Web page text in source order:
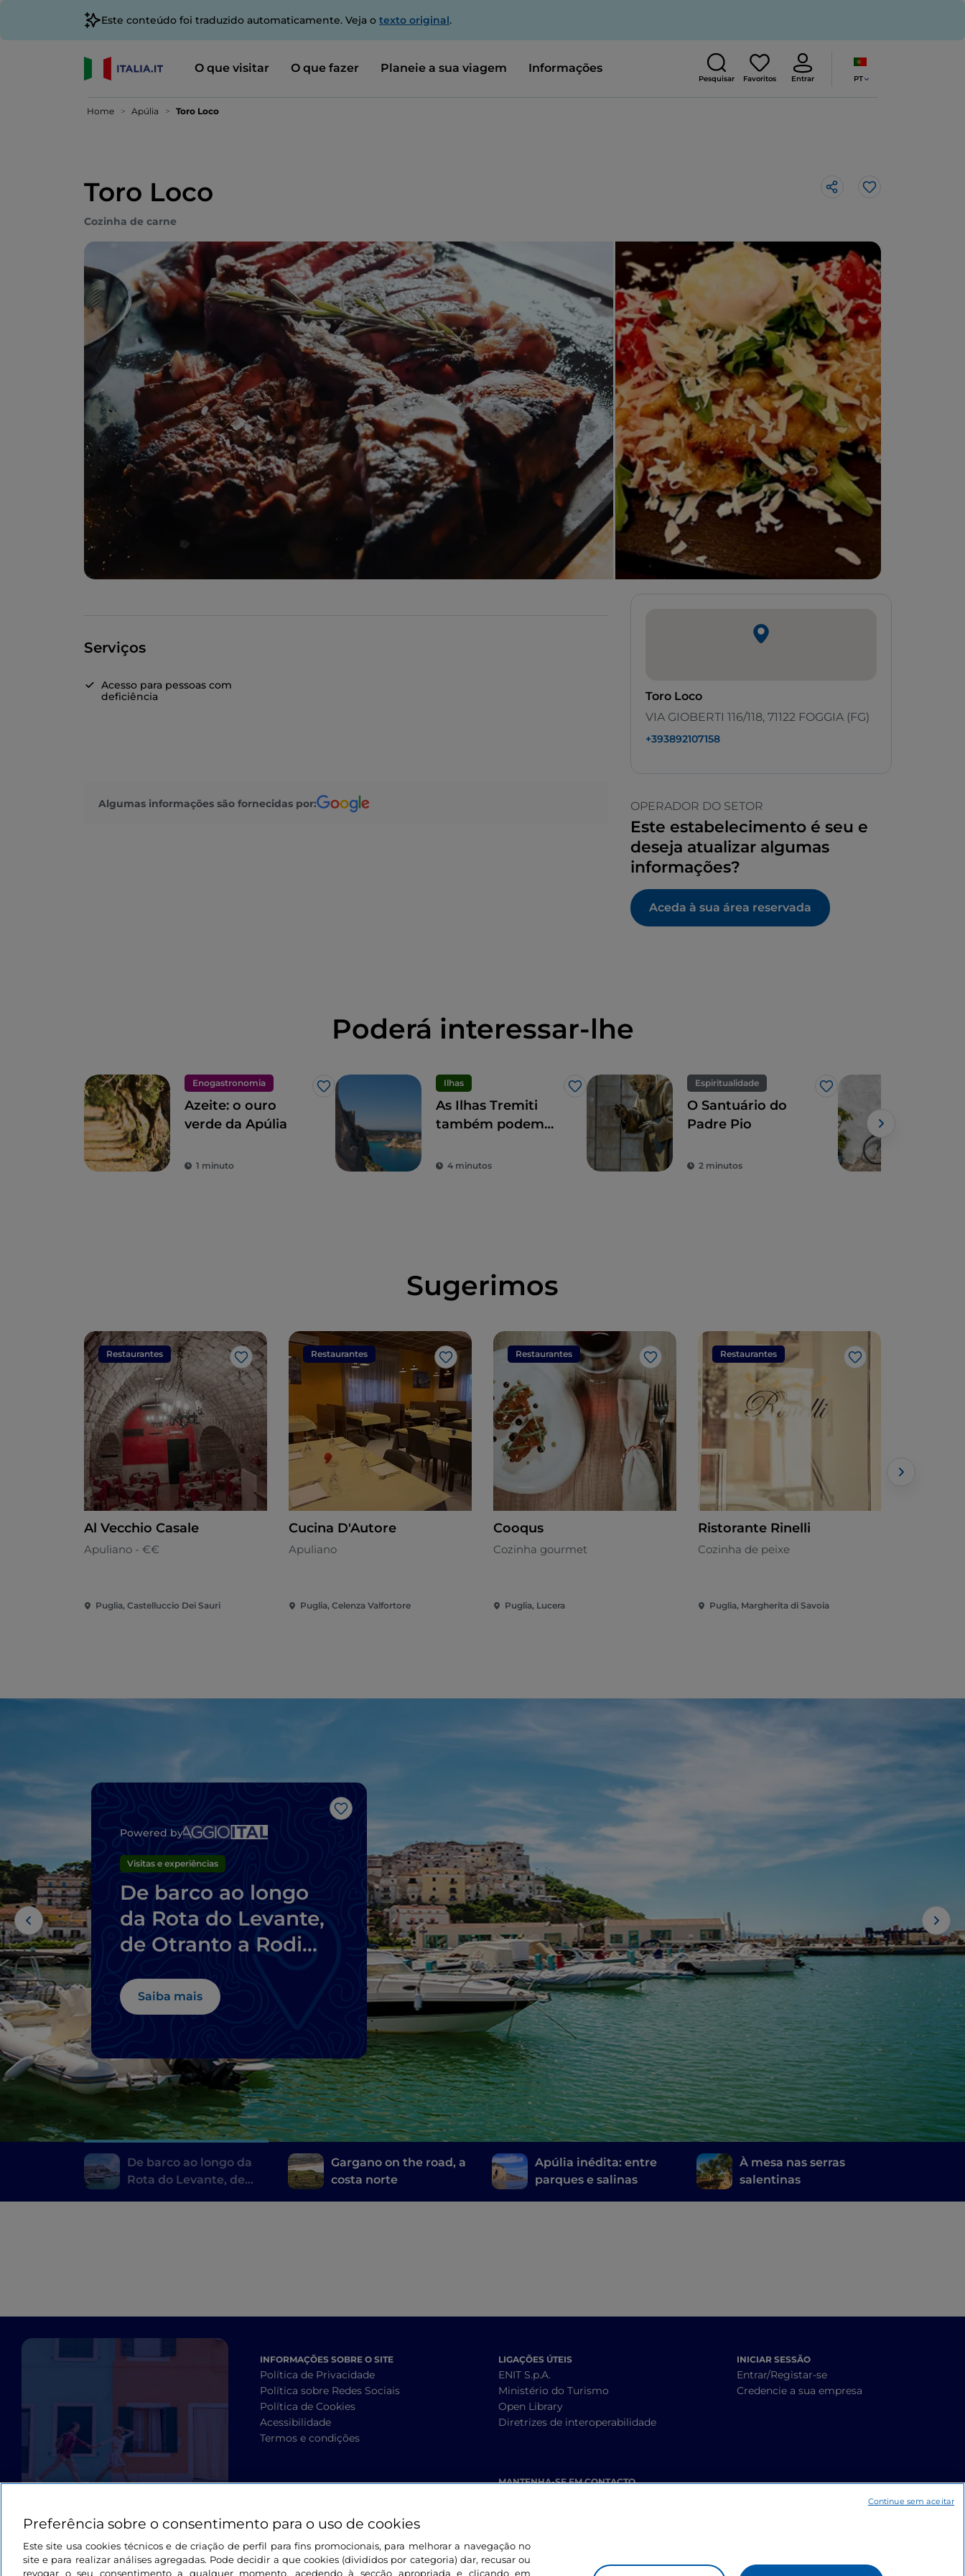
Este conteúdo foi traduzido automaticamente. Veja o texto original.
O que visitar O que fazer Planeie a sua viagem Informações
Pesquisar Favoritos Entrar PT
Home Apúlia Toro Loco
Toro Loco Gosto
Cozinha de carne
Serviços
Acesso para pessoas com
deficiência
Algumas informações são fornecidas por:
Toro Loco
VIA GIOBERTI 116/118, 71122 FOGGIA (FG)
+393892107158
OPERADOR DO SETOR
Este estabelecimento é seu e
deseja atualizar algumas
informações?
Aceda à sua área reservada
Poderá interessar-lhe
Enogastronomia
Gosto
Azeite: o ouro
verde da Apúlia
1 minuto
Ilhas
Gosto
As Ilhas Tremiti
também podem
inverno, entre a
4 minutos
Espiritualidade
Gosto
O Santuário do
Padre Pio
2 minutos
Sugerimos
Restaurantes
Gosto
Al Vecchio Casale
Apuliano - €€
Puglia, Castelluccio Dei Sauri
Restaurantes
Gosto
Cucina D'Autore
Apuliano
Puglia, Celenza Valfortore
Restaurantes
Gosto
Cooqus
Cozinha gourmet
Puglia, Lucera
Restaurantes
Gosto
Ristorante Rinelli
Cozinha de peixe
Puglia, Margherita di Savoia
Gosto
Powered by
Visitas e experiências
De barco ao longo
da Rota do Levante,
de Otranto a Rodi
Saiba mais
De barco ao longo da
Rota do Levante, de
Gargano on the road, a
costa norte
Apúlia inédita: entre
parques e salinas
À mesa nas serras
salentinas
INFORMAÇÕES SOBRE O SITE
Política de Privacidade
Política sobre Redes Sociais
Política de Cookies
Acessibilidade
Termos e condições
LIGAÇÕES ÚTEIS
ENIT S.p.A.
Ministério do Turismo
Open Library
Diretrizes de interoperabilidade
MANTENHA-SE EM CONTACTO
INICIAR SESSÃO
Entrar/Registar-se
Credencie a sua empresa
Preferência sobre o consentimento para o uso de cookies
Este site usa cookies técnicos e de criação de perfil para fins promocionais, para melhorar a navegação no
site e para realizar análises agregadas. Pode decidir a que cookies (divididos por categoria) dar, recusar ou
revogar o seu consentimento a qualquer momento, acedendo à secção apropriada e clicando em
Continue sem aceitar